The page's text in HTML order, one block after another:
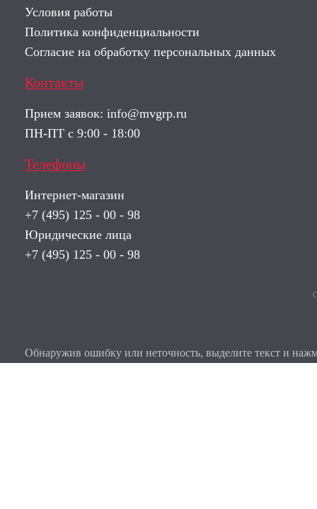
Условия работы
Политика конфиденциальности
Согласие на обработку персональных данных
Контакты
Прием заявок: info@mvgrp.ru
ПН-ПТ с 9:00 - 18:00
Телефоны
Интернет-магазин
+7 (495) 125 - 00 - 98
Юридические лица
+7 (495) 125 - 00 - 98
Обнаружив ошибку или неточность, выделите текст и